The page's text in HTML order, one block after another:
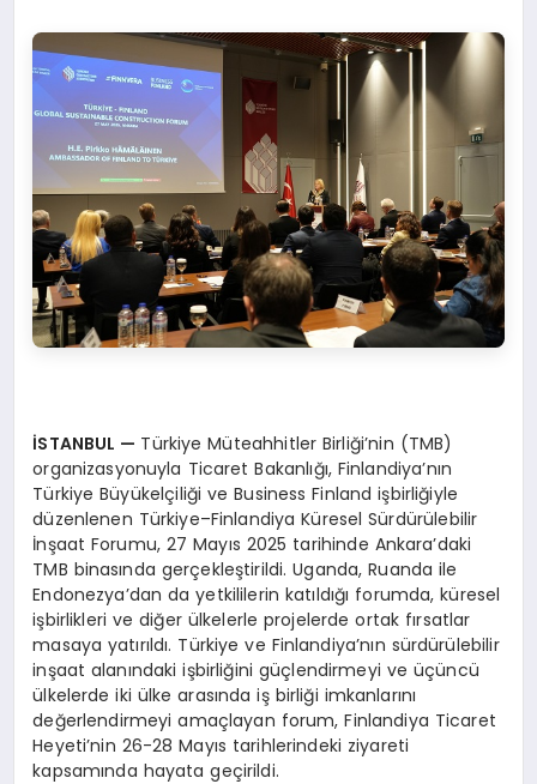
İSTANBUL — Türkiye Müteahhitler Birliği’nin (TMB)
organizasyonuyla Ticaret Bakanlığı, Finlandiya’nın
Türkiye Büyükelçiliği ve Business Finland işbirliğiyle
düzenlenen Türkiye–Finlandiya Küresel Sürdürülebilir
İnşaat Forumu, 27 Mayıs 2025 tarihinde Ankara’daki
TMB binasında gerçekleştirildi. Uganda, Ruanda ile
Endonezya’dan da yetkililerin katıldığı forumda, küresel
işbirlikleri ve diğer ülkelerle projelerde ortak fırsatlar
masaya yatırıldı. Türkiye ve Finlandiya’nın sürdürülebilir
inşaat alanındaki işbirliğini güçlendirmeyi ve üçüncü
ülkelerde iki ülke arasında iş birliği imkanlarını
değerlendirmeyi amaçlayan forum, Finlandiya Ticaret
Heyeti’nin 26-28 Mayıs tarihlerindeki ziyareti
kapsamında hayata geçirildi.